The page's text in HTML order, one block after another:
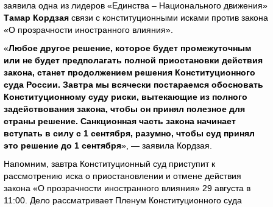
заявила одна из лидеров «Единства – Национального движения»
Тамар Кордзая связи с конституционными исками против закона
«О прозрачности иностранного влияния».
«Любое другое решение, которое будет промежуточным
или не будет предполагать полной приостановки действия
закона, станет продолжением решения Конституционного
суда России. Завтра мы всячески постараемся обосновать
Конституционному суду риски, вытекающие из полного
задействования закона, чтобы он принял полезное для
страны решение. Санкционная часть закона начинает
вступать в силу с 1 сентября, разумно, чтобы суд принял
это решение до 1 сентября», — заявила Кордзая.
Напомним, завтра Конституционный суд приступит к
рассмотрению иска о приостановлении и отмене действия
закона «О прозрачности иностранного влияния» 29 августа в
11:00. Дело рассматривает Пленум Конституционного суда